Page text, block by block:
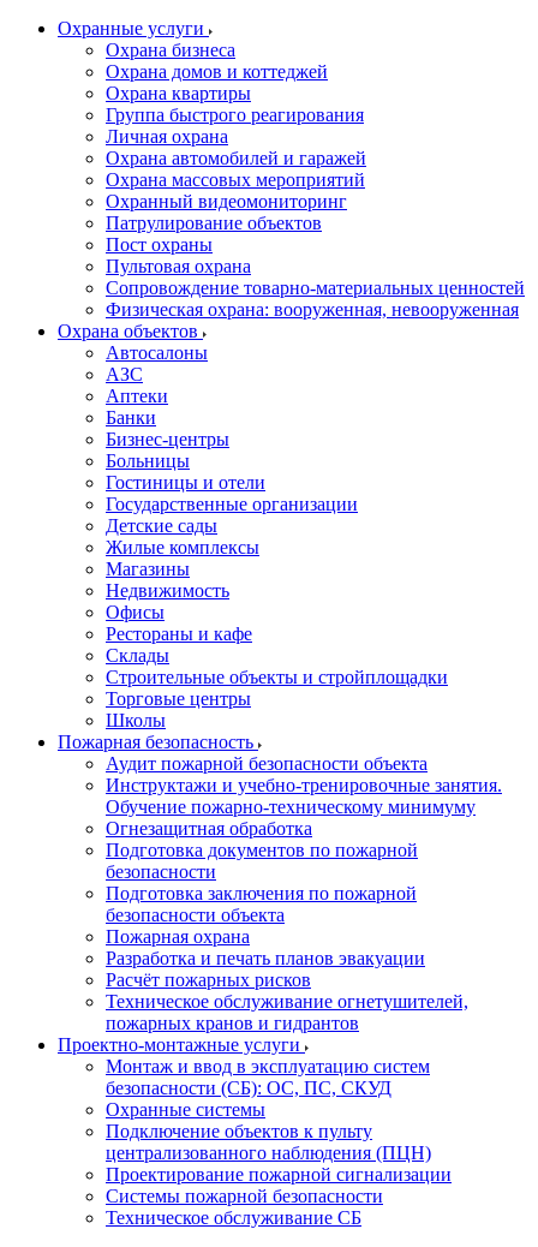
Охранные услуги
Охрана бизнеса
Охрана домов и коттеджей
Охрана квартиры
Группа быстрого реагирования
Личная охрана
Охрана автомобилей и гаражей
Охрана массовых мероприятий
Охранный видеомониторинг
Патрулирование объектов
Пост охраны
Пультовая охрана
Сопровождение товарно-материальных ценностей
Физическая охрана: вооруженная, невооруженная
Охрана объектов
Автосалоны
АЗС
Аптеки
Банки
Бизнес-центры
Больницы
Гостиницы и отели
Государственные организации
Детские сады
Жилые комплексы
Магазины
Недвижимость
Офисы
Рестораны и кафе
Склады
Строительные объекты и стройплощадки
Торговые центры
Школы
Пожарная безопасность
Аудит пожарной безопасности объекта
Инструктажи и учебно-тренировочные занятия.
Обучение пожарно-техническому минимуму
Огнезащитная обработка
Подготовка документов по пожарной
безопасности
Подготовка заключения по пожарной
безопасности объекта
Пожарная охрана
Разработка и печать планов эвакуации
Расчёт пожарных рисков
Техническое обслуживание огнетушителей,
пожарных кранов и гидрантов
Проектно-монтажные услуги
Монтаж и ввод в эксплуатацию систем
безопасности (СБ): ОС, ПС, СКУД
Охранные системы
Подключение объектов к пульту
централизованного наблюдения (ПЦН)
Проектирование пожарной сигнализации
Системы пожарной безопасности
Техническое обслуживание СБ